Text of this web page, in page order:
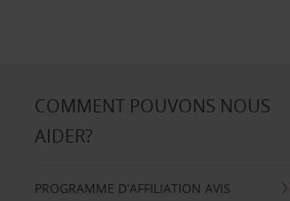
COMMENT POUVONS NOUS
AIDER?
PROGRAMME D'AFFILIATION AVIS